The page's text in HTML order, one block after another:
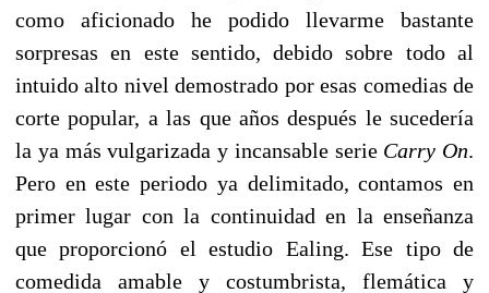
como aficionado he podido llevarme bastante
sorpresas en este sentido, debido sobre todo al
intuido alto nivel demostrado por esas comedias de
corte popular, a las que años después le sucedería
la ya más vulgarizada y incansable serie Carry On.
Pero en este periodo ya delimitado, contamos en
primer lugar con la continuidad en la enseñanza
que proporcionó el estudio Ealing. Ese tipo de
comedida amable y costumbrista, flemática y